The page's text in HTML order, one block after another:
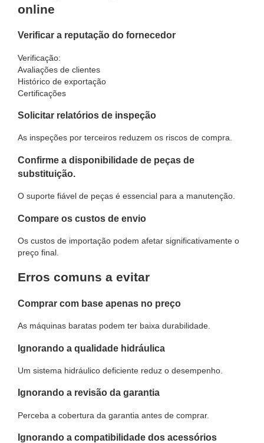
online
Verificar a reputação do fornecedor
Verificação:
Avaliações de clientes
Histórico de exportação
Certificações
Solicitar relatórios de inspeção
As inspeções por terceiros reduzem os riscos de compra.
Confirme a disponibilidade de peças de
substituição.
O suporte fiável de peças é essencial para a manutenção.
Compare os custos de envio
Os custos de importação podem afetar significativamente o
preço final.
Erros comuns a evitar
Comprar com base apenas no preço
As máquinas baratas podem ter baixa durabilidade.
Ignorando a qualidade hidráulica
Um sistema hidráulico deficiente reduz o desempenho.
Ignorando a revisão da garantia
Perceba a cobertura da garantia antes de comprar.
Ignorando a compatibilidade dos acessórios